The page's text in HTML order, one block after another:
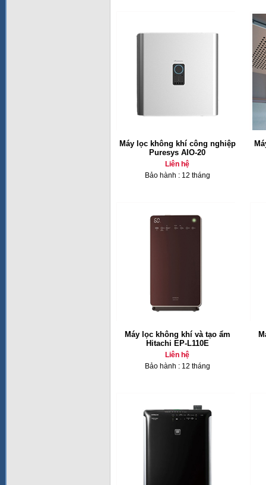
Máy lọc không khí công nghiệp
Puresys AIO-20
Liên hệ
Bảo hành : 12 tháng
Máy lọc không khí và tạo ẩm
Hitachi EP-L110E
Liên hệ
Bảo hành : 12 tháng